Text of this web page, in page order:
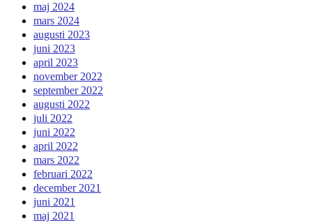
maj 2024
mars 2024
augusti 2023
juni 2023
april 2023
november 2022
september 2022
augusti 2022
juli 2022
juni 2022
april 2022
mars 2022
februari 2022
december 2021
juni 2021
maj 2021